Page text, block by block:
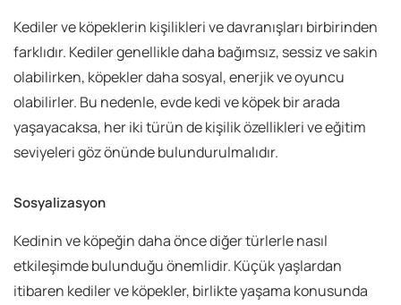
Kediler ve köpeklerin kişilikleri ve davranışları birbirinden
farklıdır. Kediler genellikle daha bağımsız, sessiz ve sakin
olabilirken, köpekler daha sosyal, enerjik ve oyuncu
olabilirler. Bu nedenle, evde kedi ve köpek bir arada
yaşayacaksa, her iki türün de kişilik özellikleri ve eğitim
seviyeleri göz önünde bulundurulmalıdır.
Sosyalizasyon
Kedinin ve köpeğin daha önce diğer türlerle nasıl
etkileşimde bulunduğu önemlidir. Küçük yaşlardan
itibaren kediler ve köpekler, birlikte yaşama konusunda